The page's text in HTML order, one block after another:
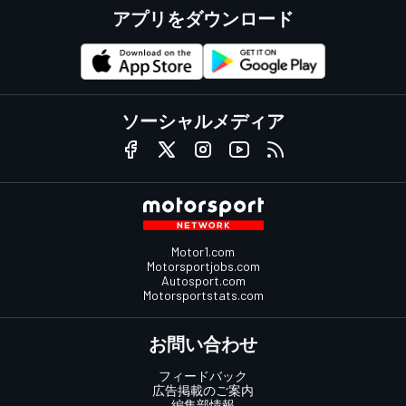
アプリをダウンロード
ソーシャルメディア
Motor1.com
Motorsportjobs.com
Autosport.com
Motorsportstats.com
お問い合わせ
フィードバック
広告掲載のご案内